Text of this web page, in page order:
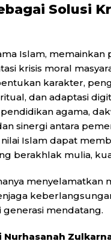
Solusi
Islam, memainkan
krisis moral
karakter,
dan adaptasi
agama,
sinergi antara
Islam dapat
berakhlak mulia,
menyelamatkan
generasi mendatang.
Nurhasanah